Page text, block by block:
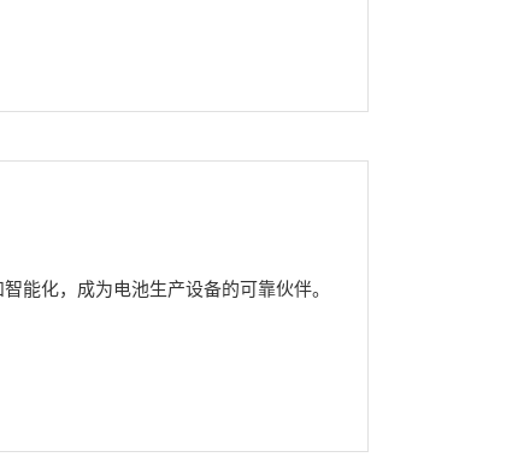
能化，成为电池生产设备的可靠伙伴。